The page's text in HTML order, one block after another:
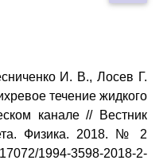
И. В., Лосев Г.
течение жидкого
канале // Вестник
Физика. 2018. № 2
1994-3598-2018-2-